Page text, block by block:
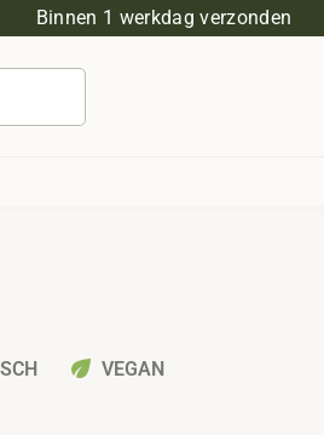
Binnen 1 werkdag verzonden
eco VEGAN